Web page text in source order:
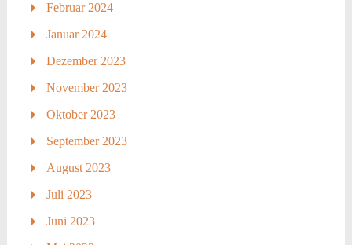
Februar 2024
Januar 2024
Dezember 2023
November 2023
Oktober 2023
September 2023
August 2023
Juli 2023
Juni 2023